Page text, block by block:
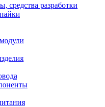
средства разработки